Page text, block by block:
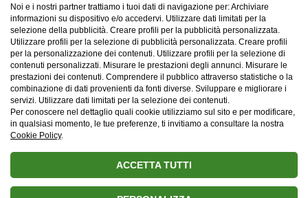
Carica altro
Noi e i nostri partner trattiamo i tuoi dati di navigazione per: Archiviare
informazioni su dispositivo e/o accedervi. Utilizzare dati limitati per la
selezione della pubblicità. Creare profili per la pubblicità personalizzata.
Utilizzare profili per la selezione di pubblicità personalizzata. Creare profili
per la personalizzazione dei contenuti. Utilizzare profili per la selezione di
contenuti personalizzati. Misurare le prestazioni degli annunci. Misurare le
prestazioni dei contenuti. Comprendere il pubblico attraverso statistiche o la
combinazione di dati provenienti da fonti diverse. Sviluppare e migliorare i
servizi. Utilizzare dati limitati per la selezione dei contenuti.
Per conoscere nel dettaglio quali cookie utilizziamo sul sito e per modificare,
in qualsiasi momento, le tue preferenze, ti invitiamo a consultare la nostra
Cookie Policy.
ACCETTA TUTTI